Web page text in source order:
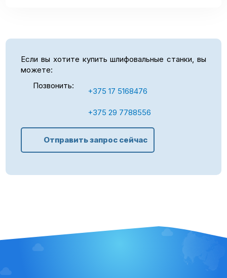
Если вы хотите купить шлифовальные станки, вы
можете:
Позвонить:
+375 17 5168476
+375 29 7788556
Отправить запрос сейчас